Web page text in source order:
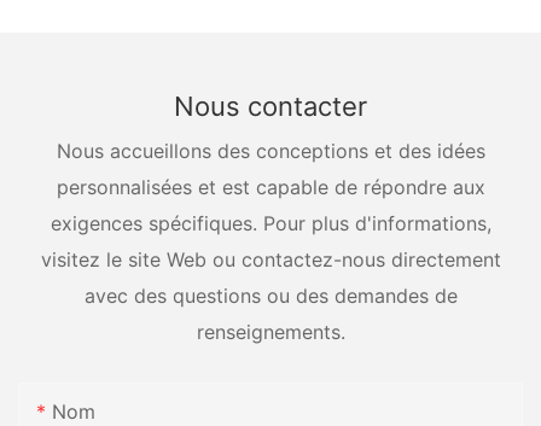
Nous contacter
Nous accueillons des conceptions et des idées
personnalisées et est capable de répondre aux
exigences spécifiques. Pour plus d'informations,
visitez le site Web ou contactez-nous directement
avec des questions ou des demandes de
renseignements.
Nom